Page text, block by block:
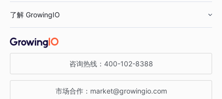
汽车行业
金融行业
智能运营
获客分析
增长公开课
增长博客
了解 GrowingIO
关于 GrowingIO
增长大会
咨询热线： 400-102-8388
市场合作： market@growingio.com